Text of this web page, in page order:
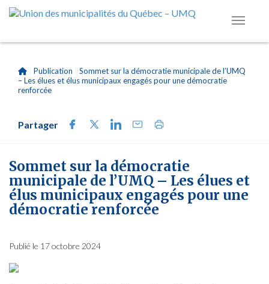
Publication
Sommet sur la démocratie municipale de l’UMQ
– Les élues et élus municipaux engagés pour une démocratie
renforcée
Partager
Sommet sur la démocratie
municipale de l’UMQ – Les élues et
élus municipaux engagés pour une
démocratie renforcée
Publié le 17 octobre 2024